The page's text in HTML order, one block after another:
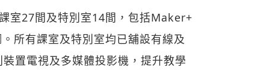
室27間及特別室14間，包括Maker+
所有課室及特別室均已舖設有線及
置電視及多媒體投影機，提升教學